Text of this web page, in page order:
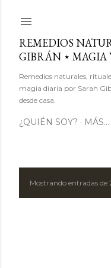
REMEDIOS
GIBRÁN ⋆ MAGIA
Remedios naturales,
magia diaria por Sarah
desde casa.
¿QUIÉN SOY? MÁS…
EMostrando entradas de